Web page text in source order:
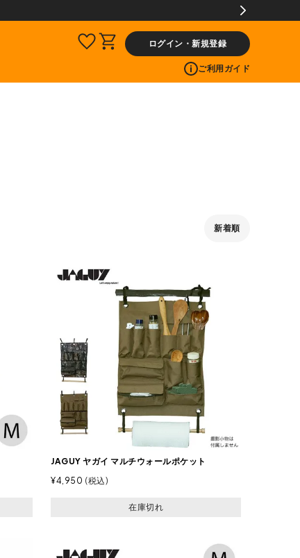
ログイン・新規登録
ご利用ガイド
新着順
JAGUY ヤガイ マルチウォールポケット
¥4,950 税込
在庫切れ